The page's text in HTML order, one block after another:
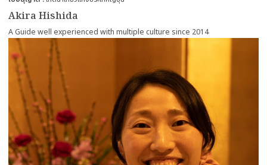
Akira Hishida
A Guide well experienced with multiple culture since 2014
more